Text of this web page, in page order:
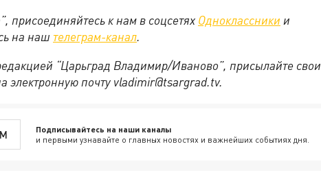
присоединяйтесь к нам в соцсетях Одноклассники и
на наш телеграм-канал.
“Царьград Владимир/Иваново”, присылайте свои
электронную почту vladimir@tsargrad.tv.
Подписывайтесь на наши каналы
и первыми узнавайте о главных новостях и важнейших событиях дня.